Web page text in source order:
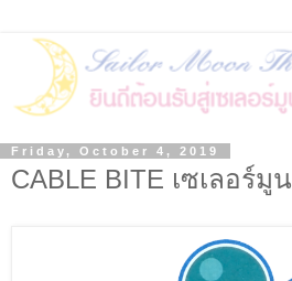
Friday, October 4, 2019
CABLE BITE เซเลอร์มูน